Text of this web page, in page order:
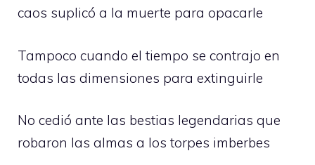
caos suplicó a la muerte para opacarle
Tampoco cuando el tiempo se contrajo en
todas las dimensiones para extinguirle
No cedió ante las bestias legendarias que
robaron las almas a los torpes imberbes